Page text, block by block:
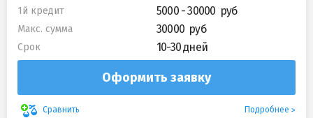
1й кредит 5000 - 30000
Макс. сумма 30000
Срок 10-30 дней
Оформить заявку
Сравнить Подробнее